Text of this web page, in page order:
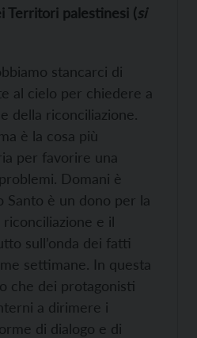
Territori palestinesi (si
stancarci di
al cielo per chiedere a
della riconciliazione.
è la cosa più
per favorire una
Domani è
Santo è un dono per la
riconciliazione e il
sull’onda dei fatti
settimane. In questa
che dei protagonisti
a dirimere i
di dialogo e di